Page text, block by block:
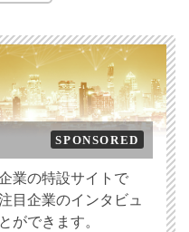
SPONSORED
業の特設サイトで
目企業のインタビュ
ができます。